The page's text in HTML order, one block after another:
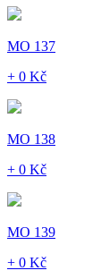
MO 137
+ 0 Kč
MO 138
+ 0 Kč
MO 139
+ 0 Kč